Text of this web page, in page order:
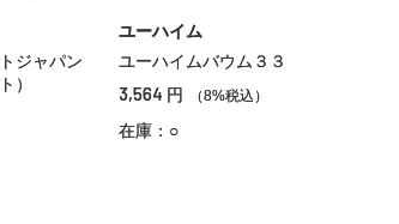
ジャパン
）
ユーハイム
ユーハイムバウム３３
3,564 円 （8%税込）
在庫：○